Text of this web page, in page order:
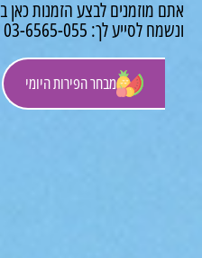
מבחר הפירות היומי
מוזמנים לבצע הזמנות כאן באתר
לך: 03-6565-055